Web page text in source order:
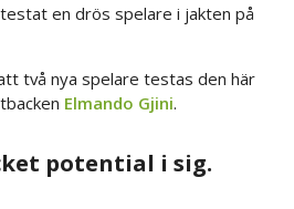
en drös spelare i jakten på
två nya spelare testas den här
Elmando Gjini.
potential i sig.